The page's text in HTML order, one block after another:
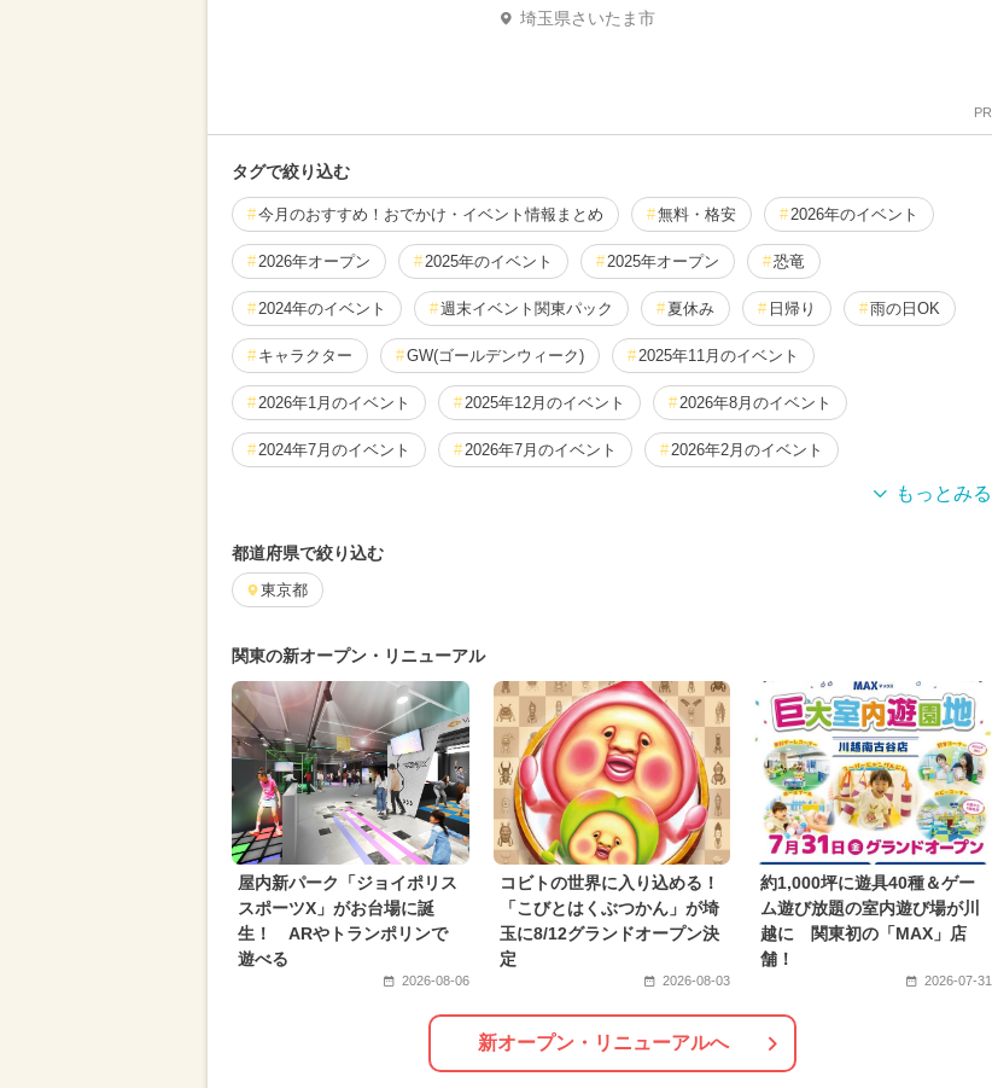
埼玉県さいたま市
PR
タグで絞り込む
今月のおすすめ！おでかけ・イベント情報まとめ 無料・格安 2026年のイベント
2026年オープン 2025年のイベント 2025年オープン 恐竜
2024年のイベント 週末イベント関東パック 夏休み 日帰り 雨の日OK
キャラクター GW(ゴールデンウィーク) 2025年11月のイベント
2026年1月のイベント 2025年12月のイベント 2026年8月のイベント
2024年7月のイベント 2026年7月のイベント 2026年2月のイベント
2025年8月のイベント
2026年3月のイベント イルミネーション
2026年5月のイベント 2025年9月のイベント 2024年9月のイベント
2025年7月のイベント 2026年4月のイベント 2024年10月のイベント
2025年5月のイベント 2025年1月のイベント 2025年2月のイベント
夏休み（日帰り） 2026年6月のイベント 2025年4月のイベント
2024年2月のイベント 2024年6月のイベント 春休み 冬休み アート
都道府県で絞り込む
東京都
関東の新オープン・リニューアル
屋内新パーク「ジョイポリス
スポーツX」がお台場に誕
生！ ARやトランポリンで
遊べる
2026-08-06
コビトの世界に入り込める！
「こびとはくぶつかん」が埼
玉に8/12グランドオープン決
定
2026-08-03
約1,000坪に遊具40種＆ゲー
ム遊び放題の室内遊び場が川
越に 関東初の「MAX」店
舗！
2026-07-31
新オープン・リニューアルへ